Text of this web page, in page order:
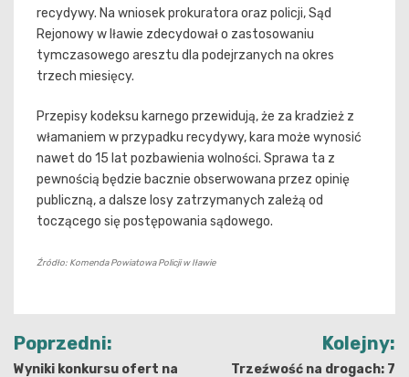
recydywy. Na wniosek prokuratora oraz policji, Sąd
Rejonowy w Iławie zdecydował o zastosowaniu
tymczasowego aresztu dla podejrzanych na okres
trzech miesięcy.
Przepisy kodeksu karnego przewidują, że za kradzież z
włamaniem w przypadku recydywy, kara może wynosić
nawet do 15 lat pozbawienia wolności. Sprawa ta z
pewnością będzie bacznie obserwowana przez opinię
publiczną, a dalsze losy zatrzymanych zależą od
toczącego się postępowania sądowego.
Źródło: Komenda Powiatowa Policji w Iławie
Nawigacja
wpisu
Poprzedni:
Wyniki konkursu ofert na
Kolejny:
Trzeźwość na drogach: 7